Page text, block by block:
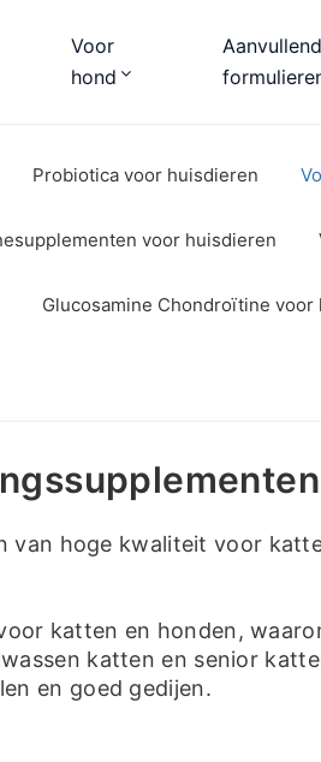
Voor
hond
Probiotica voor huisdieren
voor huisdieren
Glucosamine Chondroïtine voor
van hoge kwaliteit voor
katten en honden,
katten en senior
en goed gedijen.